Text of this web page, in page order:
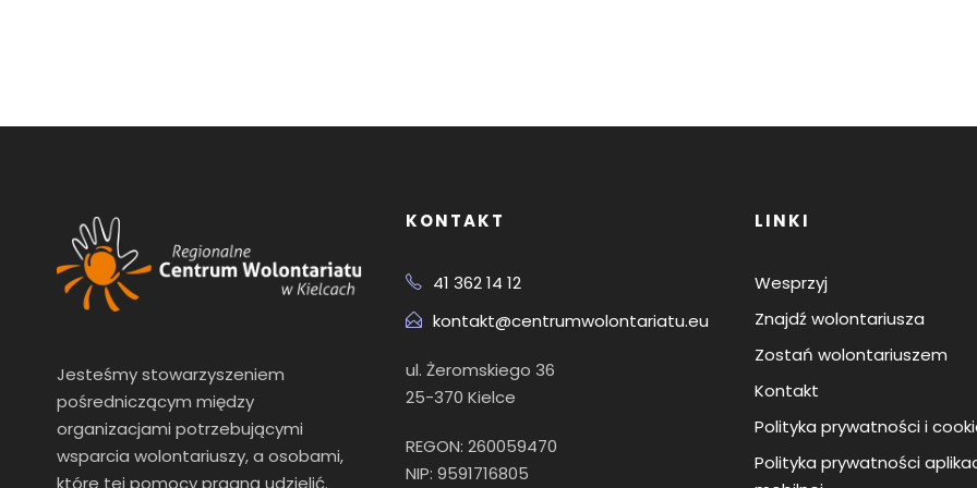
Jesteśmy stowarzyszeniem
pośredniczącym między
organizacjami potrzebującymi
wsparcia wolontariuszy, a osobami,
które tej pomocy pragną udzielić.
KONTAKT
41 362 14 12
kontakt@centrumwolontariatu.eu
ul. Żeromskiego 36
25-370 Kielce
REGON: 260059470
NIP: 9591716805
LINKI
Wesprzyj
Znajdź wolontariusza
Zostań wolontariuszem
Kontakt
Polityka prywatności i
Polityka prywatności